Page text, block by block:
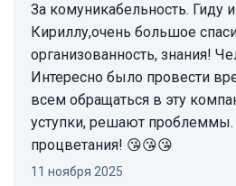
За комуникабельность. Гиду
Кириллу,очень большое
организованность, знания!
Интересно было провести
всем обращаться в эту
уступки, решают
процветания! 😘😘😘
11 ноября 2025